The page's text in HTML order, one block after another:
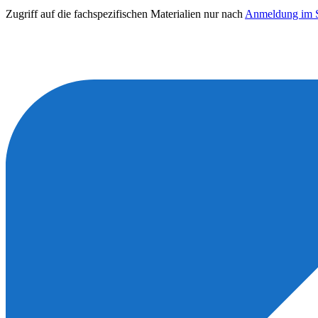
Zugriff auf die fachspezifischen Materialien nur nach Anmeldung im